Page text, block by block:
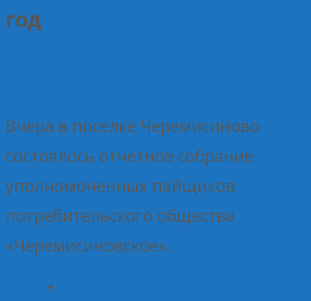
год
Вчера в поселке Черемисиново
состоялось отчетное собрание
уполномоченных пайщиков
потребительского общества
«Черемисиновское».